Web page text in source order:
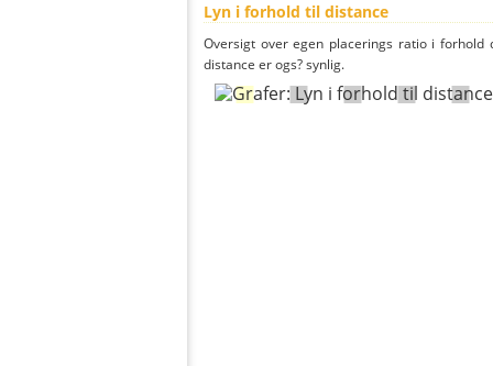
Lyn i forhold til distance
Oversigt over egen placerings ratio i
distance er ogs? synlig.